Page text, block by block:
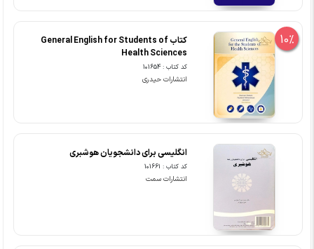
10%
کتاب General English for Students of
Health Sciences
کد کتاب : 101654
انتشارات حیدری
انگلیسی برای دانشجویان هوشبری
کد کتاب : 101661
انتشارات سمت